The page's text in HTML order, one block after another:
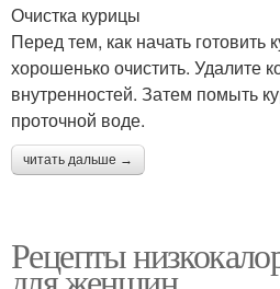
Очистка курицы
Перед тем, как начать готовить
хорошенько очистить. Удалите
внутренностей. Затем помыть
проточной воде.
читать дальше →
Рецепты